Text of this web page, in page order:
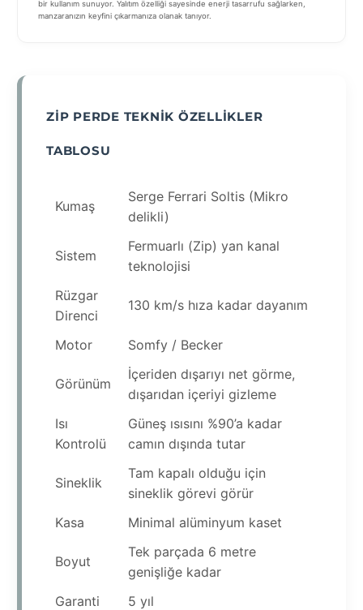
bir kullanım sunuyor. Yalıtım özelliği sayesinde enerji tasarrufu sağlarken,
manzaranızın keyfini çıkarmanıza olanak tanıyor.
ZIP PERDE TEKNIK ÖZELLIKLER
TABLOSU
Kumaş
Serge Ferrari Soltis (Mikro
delikli)
Sistem
Fermuarlı (Zip) yan kanal
teknolojisi
Rüzgar
Direnci
130 km/s hıza kadar dayanım
Motor Somfy / Becker
Görünüm
İçeriden dışarıyı net görme,
dışarıdan içeriyi gizleme
Isı
Kontrolü
Güneş ısısını %90’a kadar
camın dışında tutar
Sineklik
Tam kapalı olduğu için
sineklik görevi görür
Kasa
Minimal alüminyum kaset
Boyut
Tek parçada 6 metre
genişliğe kadar
Garanti
5 yıl